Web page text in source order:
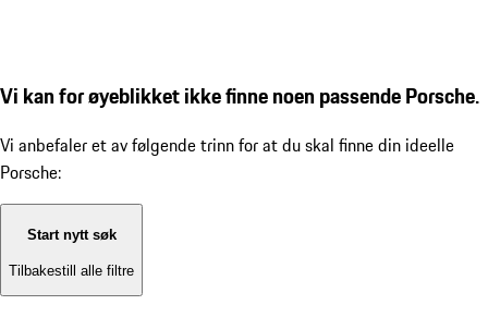
Vi kan for øyeblikket ikke finne noen passende Porsche.
Vi anbefaler et av følgende trinn for at du skal finne din ideelle
Porsche:
Start nytt søk
Tilbakestill alle filtre